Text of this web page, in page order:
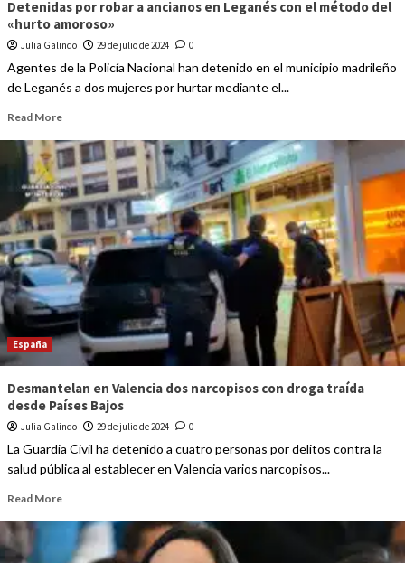
Detenidas por robar a ancianos en Leganés con el método del
«hurto amoroso»
Julia Galindo 29 de julio de 2024 0
Agentes de la Policía Nacional han detenido en el municipio madrileño
de Leganés a dos mujeres por hurtar mediante el...
Read More
España
Desmantelan en Valencia dos narcopisos con droga traída
desde Países Bajos
Julia Galindo 29 de julio de 2024 0
La Guardia Civil ha detenido a cuatro personas por delitos contra la
salud pública al establecer en Valencia varios narcopisos...
Read More